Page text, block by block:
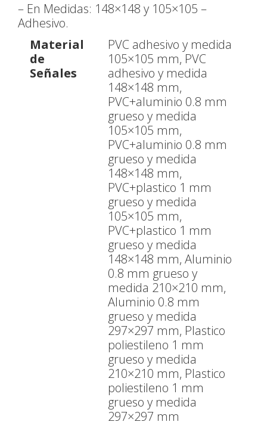
– En Medidas: 148×148 y 105×105 –
Adhesivo.
Material
de
Señales
PVC adhesivo y medida
105×105 mm, PVC
adhesivo y medida
148×148 mm,
PVC+aluminio 0.8 mm
grueso y medida
105×105 mm,
PVC+aluminio 0.8 mm
grueso y medida
148×148 mm,
PVC+plastico 1 mm
grueso y medida
105×105 mm,
PVC+plastico 1 mm
grueso y medida
148×148 mm, Aluminio
0.8 mm grueso y
medida 210×210 mm,
Aluminio 0.8 mm
grueso y medida
297×297 mm, Plastico
poliestileno 1 mm
grueso y medida
210×210 mm, Plastico
poliestileno 1 mm
grueso y medida
297×297 mm